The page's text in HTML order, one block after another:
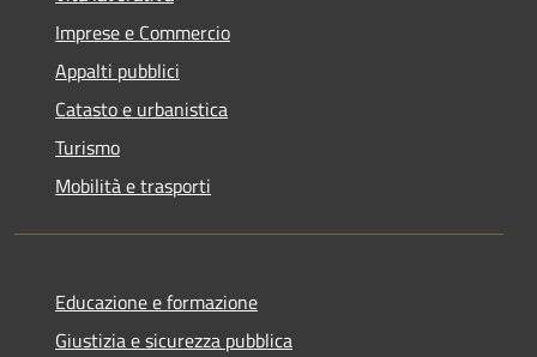
Imprese e Commercio
Appalti pubblici
Catasto e urbanistica
Turismo
Mobilità e trasporti
Educazione e formazione
Giustizia e sicurezza pubblica